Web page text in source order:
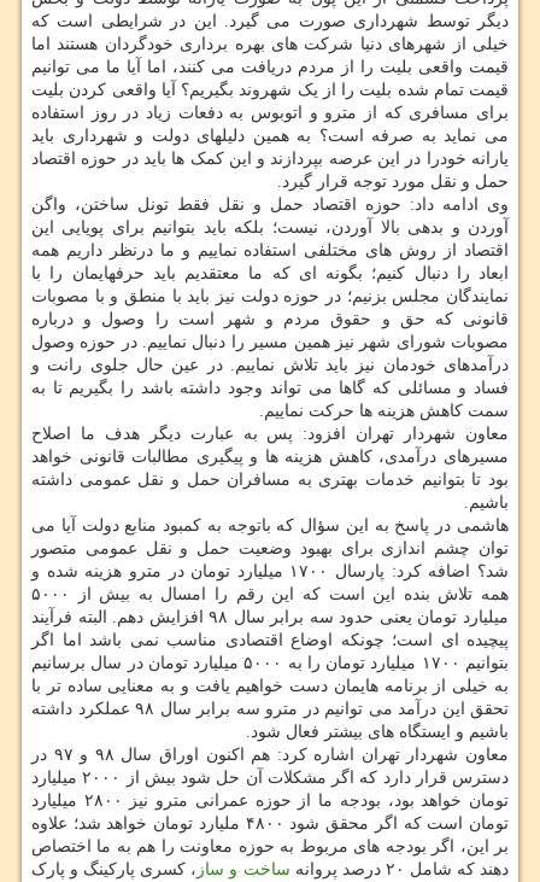
دیگر توسط شهرداری صورت می گیرد. این در شرایطی است که
خیلی از شهرهای دنیا شرکت های بهره برداری خودگردان هستند اما
قیمت واقعی بلیت را از مردم دریافت می کنند، اما آیا ما می توانیم
قیمت تمام شده بلیت را از یک شهروند بگیریم؟ آیا واقعی کردن بلیت
برای مسافری که از مترو و اتوبوس به دفعات زیاد در روز استفاده
می نماید به صرفه است؟ به همین دلیلهای دولت و شهرداری باید
یارانه خودرا در این عرصه بپردازند و این کمک ها باید در حوزه اقتصاد
حمل و نقل مورد توجه قرار گیرد.
وی ادامه داد: حوزه اقتصاد حمل و نقل فقط تونل ساختن، واگن
آوردن و بدهی بالا آوردن، نیست؛ بلکه باید بتوانیم برای پویایی این
اقتصاد از روش های مختلفی استفاده نماییم و ما درنظر داریم همه
ابعاد را دنبال کنیم؛ بگونه ای که ما معتقدیم باید حرفهایمان را با
نمایندگان مجلس بزنیم؛ در حوزه دولت نیز باید با منطق و با مصوبات
قانونی که حق و حقوق مردم و شهر است را وصول و درباره
مصوبات شورای شهر نیز همین مسیر را دنبال نماییم. در حوزه وصول
درآمدهای خودمان نیز باید تلاش نماییم. در عین حال جلوی رانت و
فساد و مسائلی که گاها می تواند وجود داشته باشد را بگیریم تا به
سمت کاهش هزینه ها حرکت نماییم.
معاون شهردار تهران افزود: پس به عبارت دیگر هدف ما اصلاح
مسیرهای درآمدی، کاهش هزینه ها و پیگیری مطالبات قانونی خواهد
بود تا بتوانیم خدمات بهتری به مسافران حمل و نقل عمومی داشته
باشیم.
هاشمی در پاسخ به این سؤال که باتوجه به کمبود منابع دولت آیا می
توان چشم اندازی برای بهبود وضعیت حمل و نقل عمومی متصور
شد؟ اضافه کرد: پارسال ۱۷۰۰ میلیارد تومان در مترو هزینه شده و
همه تلاش بنده این است که این رقم را امسال به بیش از ۵۰۰۰
میلیارد تومان یعنی حدود سه برابر سال ۹۸ افزایش دهم. البته فرآیند
پیچیده ای است؛ چونکه اوضاع اقتصادی مناسب نمی باشد اما اگر
بتوانیم ۱۷۰۰ میلیارد تومان را به ۵۰۰۰ میلیارد تومان در سال برسانیم
به خیلی از برنامه هایمان دست خواهیم یافت و به معنایی ساده تر با
تحقق این درآمد می توانیم در مترو سه برابر سال ۹۸ عملکرد داشته
باشیم و ایستگاه های بیشتر فعال شود.
معاون شهردار تهران اشاره کرد: هم اکنون اوراق سال ۹۸ و ۹۷ در
دسترس قرار دارد که اگر مشکلات آن حل شود بیش از ۲۰۰۰ میلیارد
تومان خواهد بود، بودجه ما از حوزه عمرانی مترو نیز ۲۸۰۰ میلیارد
تومان است که اگر محقق شود ۴۸۰۰ ملیارد تومان خواهد شد؛ علاوه
بر این، اگر بودجه های مربوط به حوزه معاونت را هم به ما اختصاص
دهند که شامل ۲۰ درصد پروانه
ساخت و ساز ، کسری پارکینگ و پارک